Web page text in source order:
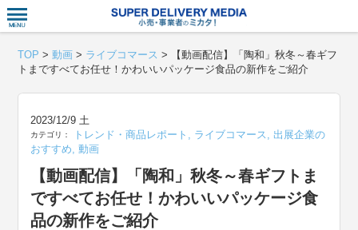
TOP >動画 > ライブコマース >
【動画配信】「陶和」秋冬～春ギフ
トまですべてお任せ！かわいいパッケージ食品の新作をご紹介
2023/12/9 土
カテゴリ： トレンド・商品レポート , ライブコマース, 出展企業の
おすすめ,動画
【動画配信】「陶和」秋冬～春ギフトま
ですべてお任せ！かわいいパッケージ食
品の新作をご紹介